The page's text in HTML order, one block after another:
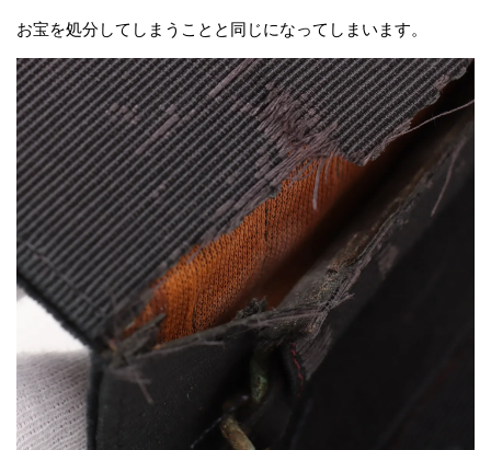
お宝を処分してしまうことと同じになってしまいます。